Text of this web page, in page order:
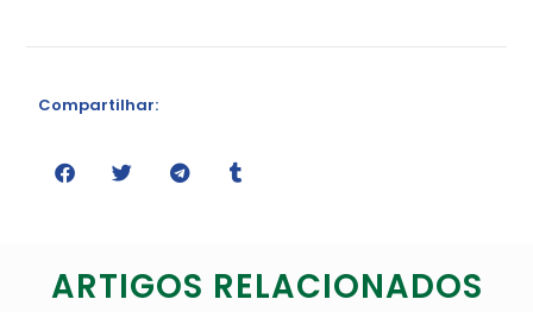
Compartilhar:
ARTIGOS RELACIONADOS